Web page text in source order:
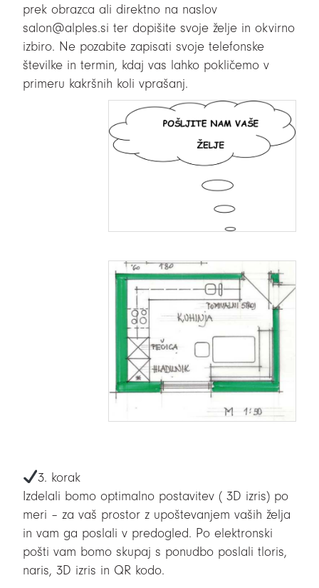
prek obrazca ali direktno na naslov
salon@alples.si ter dopišite svoje želje in okvirno
izbiro. Ne pozabite zapisati svoje telefonske
številke in termin, kdaj vas lahko pokličemo v
primeru kakršnih koli vprašanj.
3. korak
Izdelali bomo optimalno postavitev ( 3D izris) po
meri – za vaš prostor z upoštevanjem vaših želja
in vam ga poslali v predogled. Po elektronski
pošti vam bomo skupaj s ponudbo poslali tloris,
naris, 3D izris in QR kodo.